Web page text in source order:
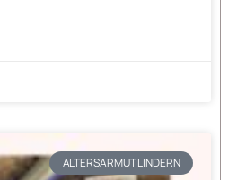
ALTERSARMUT LINDERN